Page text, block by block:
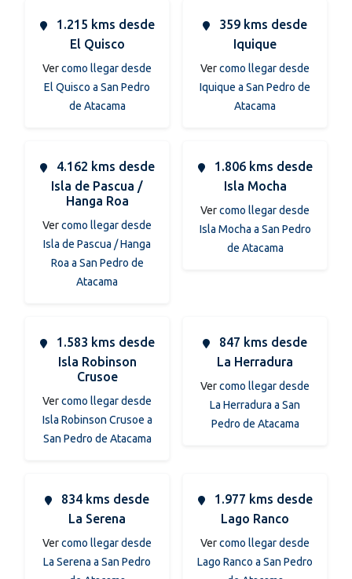
1.215 kms desde
El Quisco
Vercomo llegar desde
El Quisco a San Pedro
de Atacama
359 kms desde
Iquique
Vercomo llegar desde
Iquique a San Pedro de
Atacama
4.162 kms desde
Isla de Pascua /
Hanga Roa
Vercomo llegar desde
Isla de Pascua / Hanga
Roa a San Pedro de
Atacama
1.806 kms desde
Isla Mocha
Vercomo llegar desde
Isla Mocha a San Pedro
de Atacama
1.583 kms desde
Isla Robinson
Crusoe
Vercomo llegar desde
Isla Robinson Crusoe a
San Pedro de Atacama
847 kms desde
La Herradura
Vercomo llegar desde
La Herradura a San
Pedro de Atacama
834 kms desde
La Serena
Vercomo llegar desde
La Serena a San Pedro
1.977 kms desde
Lago Ranco
Vercomo llegar desde
Lago Ranco a San Pedro